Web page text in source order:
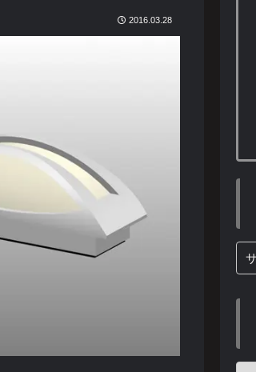
2016.03.28